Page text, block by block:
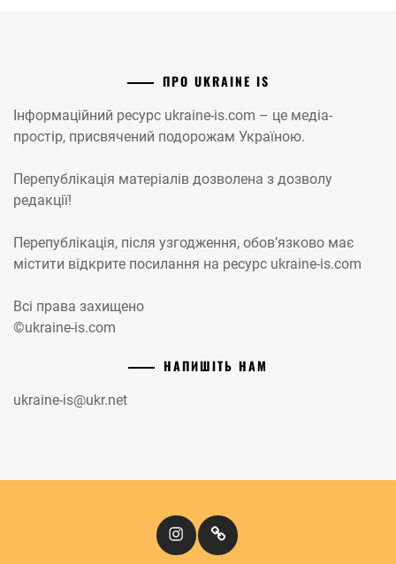
ПРО UKRAINE IS
Інформаційний ресурс ukraine-is.com – це медіа-
простір, присвячений подорожам Україною.
Перепублікація матеріалів дозволена з дозволу
редакції!
Перепублікація, після узгодження, обов’язково має
містити відкрите посилання на ресурс ukraine-is.com
Всі права захищено
©ukraine-is.com
НАПИШІТЬ НАМ
ukraine-is@ukr.net
InstagramКіномандри